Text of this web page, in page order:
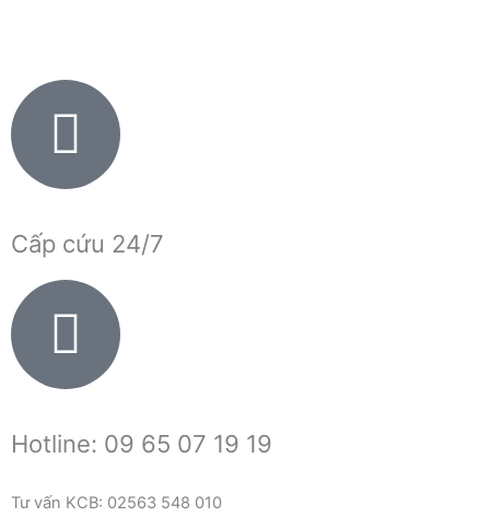
dung
Cấp cứu 24/7
Hotline: 09 65 07 19 19
Tư vấn KCB: 02563 548 010